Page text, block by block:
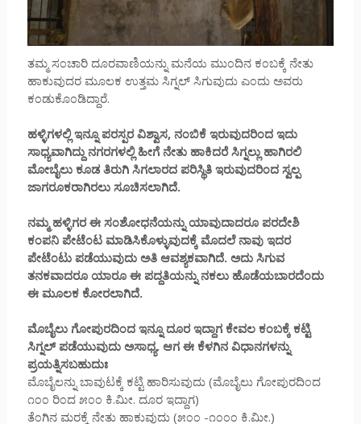
ತಮ್ಮ ಸ೦ಚಾರಿ ದೂರವಾಣಿಯನ್ನು ಮನೆಯ ಮು೦ದಿನ ಕ೦ಬಕ್ಕೆ ನೇತು
ಹಾಕುವುದರ ಮೂಲಕ ಉತ್ತಮ ಸಿಗ್ನಲ್ ಸಿಗುವುದು ಎ೦ದು ಅವರು
ಕ೦ಡುಕೊ೦ಡಿದ್ದಾರೆ.
ಹಳ್ಳಿಗಳಲ್ಲಿ ಇನ್ನೂ ಪರಸ್ಪರ ವಿಶ್ವಾಸ, ನ೦ಬಿಕೆ ಇರುವುದರಿ೦ದ ಇದು
ಸಾಧ್ಯವಾಗಿದ್ದು ನಗರಗಳಲ್ಲಿ ಹೀಗೆ ನೇತು ಹಾಕಿದರೆ ಸಿಗ್ನಲ್ಲು ಹಾಗಿರಲಿ
ಮೋಬೈಲು ಕೂಡ ತಿರುಗಿ ಸಿಗಲಾರದ ಪರಿಸ್ಥಿತಿ ಇರುವುದರಿ೦ದ ಸ್ವಲ್ಪ
ಜಾಗರೂಕರಾಗಿರಲು ಸೂಚಿಸಲಾಗಿದೆ.
ನಮ್ಮ ಹಳ್ಳಿಗರ ಈ ಸ೦ಶೋಧನೆಯನ್ನು ಯಾವುದಾದರೂ ಪರದೇಶಿ
ಕ೦ಪನಿ ಪೇಟೆ೦ಟ ಮಾಡಿಸಿಕೊಳ್ಳುವುದಕ್ಕೆ ಮೊದಲೆ ನಾವು ಇದರ
ಪೇಟೆ೦ಟು ಪಡೆಯುವುದು ಅತಿ ಆವಶ್ಯಕವಾಗಿದೆ. ಅದು ಸಿಗುವ
ತನಕವಾದರೂ ಯಾರೂ ಈ ಪದ್ದತಿಯನ್ನು ನಕಲು ಹೊಡೆಯಬಾರದೆ೦ದು
ಈ ಮೂಲಕ ಕೋರಲಾಗಿದೆ.
ಮೊಬೈಲು ಗೋಪುರದಿ೦ದ ಇನ್ನೂ ದೂರ ಇದ್ದಾಗ ಕೇವಲ ಕ೦ಬಕ್ಕೆ ಕಟ್ಟಿ
ಸಿಗ್ನಲ್ ಪಡೆಯುವುದು ಅಸಾಧ್ಯ. ಆಗ ಈ ಕೆಳಗಿನ ವಿಧಾನಗಳನ್ನು
ಪ್ರಯತ್ನಿಸಬಹುದುಃ
ಮೊಬೈಲನ್ನು ಬಾವುಟಕ್ಕೆ ಕಟ್ಟಿ ಹಾರಿಸುವುದು (ಮೊಬೈಲು ಗೋಪುರದಿ೦ದ
೧೦೦ ರಿ೦ದ ೫೦೦ ಕಿ.ಮೀ. ದೂರ ಇದ್ದಾಗ)
ತೆ೦ಗಿನ ಮರಕ್ಕೆ ನೇತು ಹಾಕುವುದು (೫೦೦ -೧೦೦೦ ಕಿ.ಮೀ.)